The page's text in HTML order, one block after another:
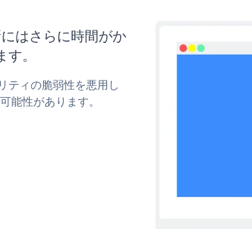
はさらに時間がか
。
ティの脆弱性を悪用し
能性があります。